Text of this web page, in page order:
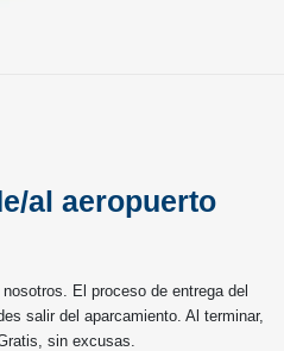
al aeropuerto
El proceso de entrega del
salir del aparcamiento. Al terminar,
sin excusas.